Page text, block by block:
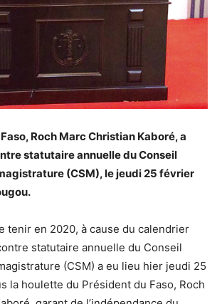
Roch Marc Christian Kaboré, a
statutaire annuelle du Conseil
(CSM), le jeudi 25 février
tenir en 2020, à cause du calendrier
statutaire annuelle du Conseil
(CSM) a eu lieu hier jeudi 25
la houlette du Président du Faso, Roch